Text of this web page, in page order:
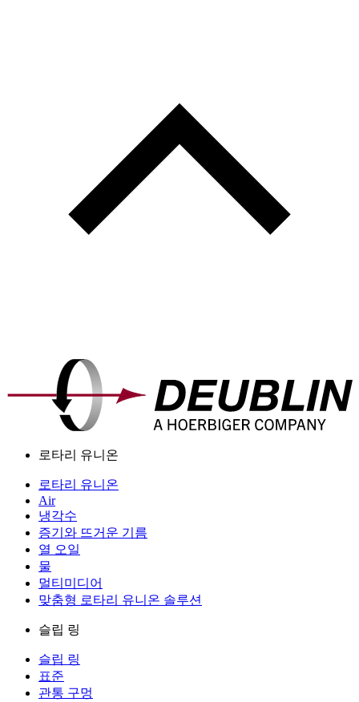
로타리 유니온
로타리 유니온
Air
냉각수
증기와 뜨거운 기름
열 오일
물
멀티미디어
맞춤형 로타리 유니온 솔루션
슬립 링
슬립 링
표준
관통 구멍